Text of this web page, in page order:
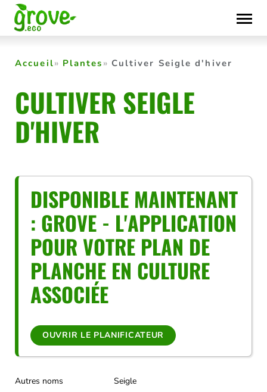
Skip
to
content
Accueil Plantes Cultiver Seigle d'hiver
CULTIVER SEIGLE
D'HIVER
DISPONIBLE MAINTENANT
: GROVE - L'APPLICATION
POUR VOTRE PLAN DE
PLANCHE EN CULTURE
ASSOCIÉE
OUVRIR LE PLANIFICATEUR
Autres noms
Seigle